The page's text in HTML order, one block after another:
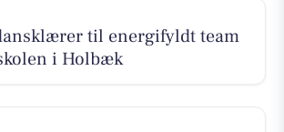
til energifyldt team
i Holbæk